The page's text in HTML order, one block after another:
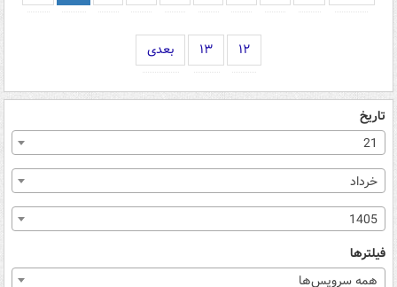
۱۲ ۱۳ بعدی
تاریخ
21
خرداد
1405
فیلترها
همه سرویس‌ها